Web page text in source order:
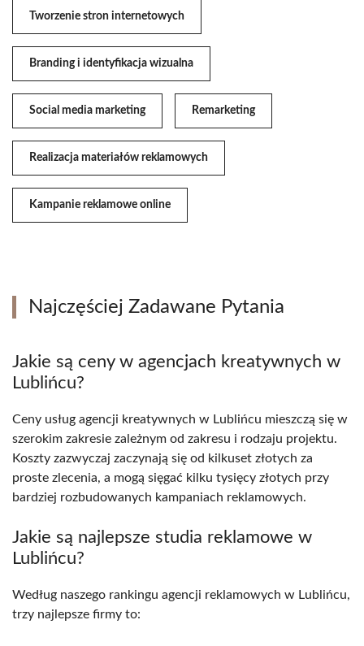
Tworzenie stron internetowych
Branding i identyfikacja wizualna
Social media marketing Remarketing
Realizacja materiałów reklamowych
Kampanie reklamowe online
Najczęściej Zadawane Pytania
Jakie są ceny w agencjach kreatywnych w
Lublińcu?
Ceny usług agencji kreatywnych w Lublińcu mieszczą się w
szerokim zakresie zależnym od zakresu i rodzaju projektu.
Koszty zazwyczaj zaczynają się od kilkuset złotych za
proste zlecenia, a mogą sięgać kilku tysięcy złotych przy
bardziej rozbudowanych kampaniach reklamowych.
Jakie są najlepsze studia reklamowe w
Lublińcu?
Według naszego rankingu agencji reklamowych w Lublińcu,
trzy najlepsze firmy to: